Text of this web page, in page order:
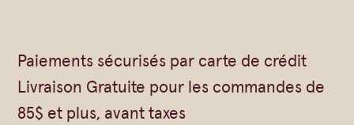
Hydratants
Savons en barre
Huiles
Paiements sécurisés par carte de crédit
Livraison Gratuite pour les commandes de
85$ et plus, avant taxes